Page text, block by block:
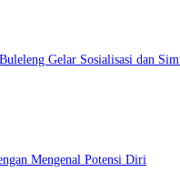
Gelar Sosialisasi dan
Mengenal Potensi Diri